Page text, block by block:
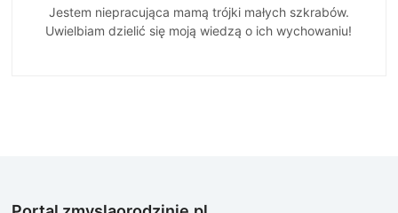
Jestem niepracująca mamą trójki małych szkrabów.
Uwielbiam dzielić się moją wiedzą o ich wychowaniu!